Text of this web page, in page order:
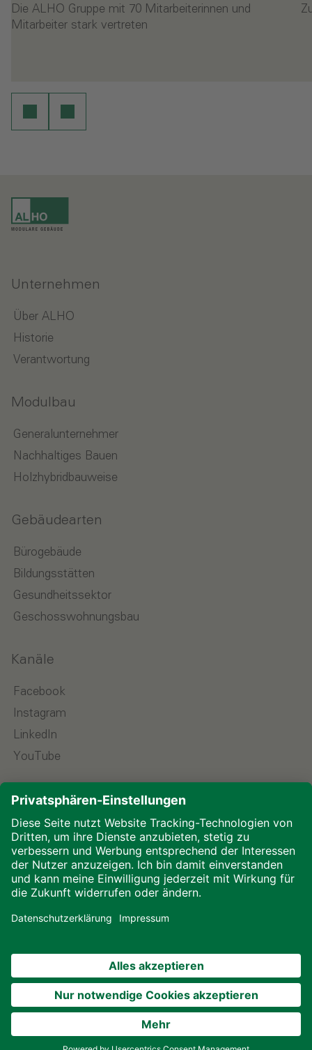
Die ALHO Gruppe mit 70 Mitarbeiterinnen und
Mitarbeiter stark vertreten
Unternehmen
Über ALHO
Historie
Verantwortung
Modulbau
Generalunternehmer
Nachhaltiges Bauen
Holzhybridbauweise
Gebäudearten
Bürogebäude
Bildungsstätten
Gesundheitssektor
Geschosswohnungsbau
Kanäle
Facebook
Instagram
LinkedIn
YouTube
Sprache wählen
Impressum
Downloads
Cookies
© 2026 ALHO Systembau – Ein Unternehmen der
ALHO Gruppe